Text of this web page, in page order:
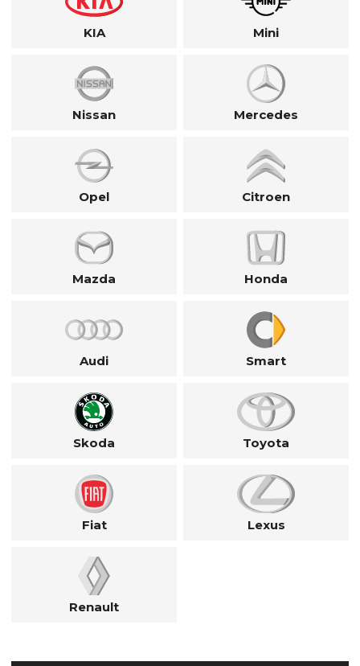
KIA Mini
Nissan Mercedes
Opel Citroen
Mazda Honda
Audi Smart
Skoda Toyota
Fiat Lexus
Renault